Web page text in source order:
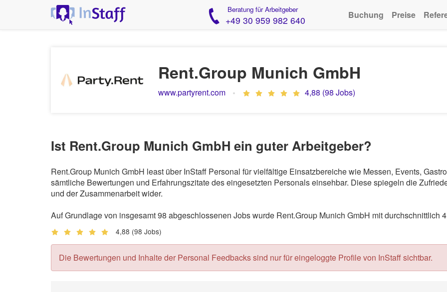
Beratung für Arbeitgeber
+49 30 959 982 640 Buchung Preise
Rent.Group Munich GmbH
www.partyrent.com 4,88 (98 Jobs)
Ist Rent.Group Munich GmbH ein guter Arbeitgeber?
Rent.Group Munich GmbH least über InStaff Personal für vielfältige Einsatzbereiche wie Messen, Events,
sämtliche Bewertungen und Erfahrungszitate des eingesetzten Personals einsehbar. Diese spiegeln die
und der Zusammenarbeit wider.
Auf Grundlage von insgesamt 98 abgeschlossenen Jobs wurde Rent.Group Munich GmbH mit durchschnittlich
4,88 (98 Jobs)
Die Bewertungen und Inhalte der Personal Feedbacks sind nur für eingeloggte Profile von InStaff sichtbar.